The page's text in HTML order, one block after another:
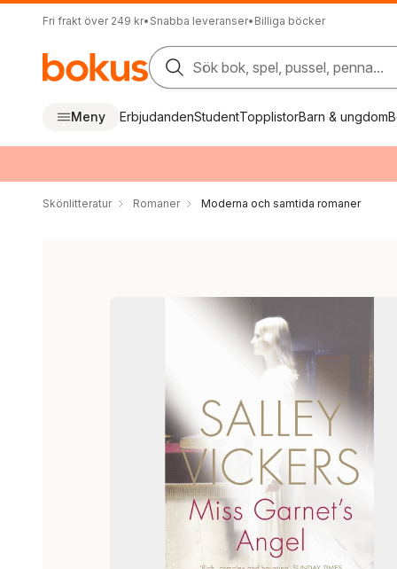
Fri frakt över 249 kr• Snabba leveranser• Billiga böcker
Sök bok, spel, pussel, penna...
Meny ErbjudandenStudentTopplistorBarn & ungdom
Skönlitteratur Romaner Moderna och samtida romaner